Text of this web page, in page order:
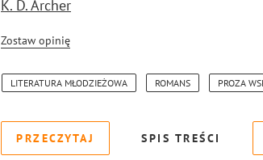
K. D. Archer
Zostaw opinię
LITERATURA MŁODZIEŻOWA ROMANS PROZA
PRZECZYTAJ SPIS TREŚCI